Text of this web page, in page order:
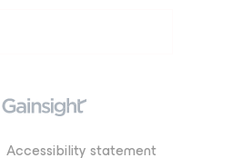
Accessibility statement